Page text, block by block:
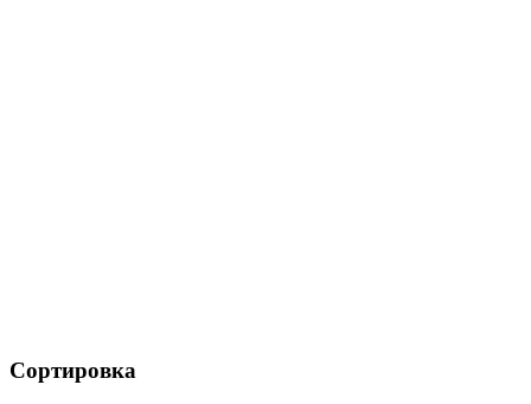
Сортировка